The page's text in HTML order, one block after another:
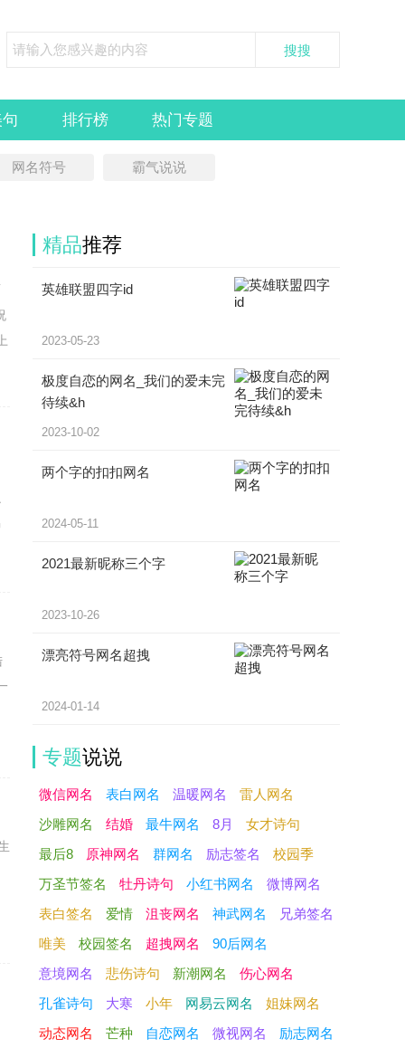
排行榜 热门专题
网名符号 霸气说说
精品推荐
英雄联盟四字id
2023-05-23
极度自恋的网名_我们的爱未完
待续&h
2023-10-02
两个字的扣扣网名
2024-05-11
2021最新昵称三个字
2023-10-26
漂亮符号网名超拽
2024-01-14
专题说说
微信网名 表白网名 温暖网名
雷人网名
沙雕网名
结婚 最牛网名 8月
女才诗句
最后8
原神网名 群网名 励志签名
校园季
万圣节签名
牡丹诗句 小红书网名
微博网名
表白签名
爱情 沮丧网名 神武网名
兄弟签名
唯美
校园签名 超拽网名
90后网名
意境网名
悲伤诗句 新潮网名
伤心网名
孔雀诗句
大寒 小年 网易云网名
姐妹网名
动态网名
芒种 自恋网名 微视网名
励志网名